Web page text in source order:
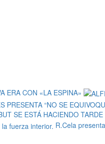
ERA CON «LA ESPINA»
SE ESTÁ HACIENDO TARDE
R.Cela